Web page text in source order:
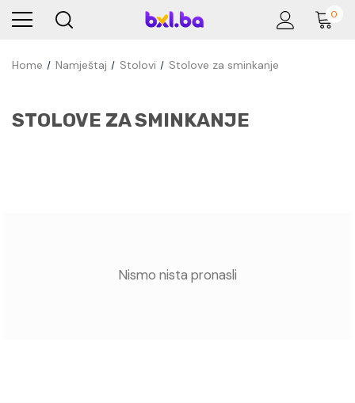
0
Home Namještaj Stolovi Stolove za sminkanje
STOLOVE ZA SMINKANJE
Nismo nista pronasli